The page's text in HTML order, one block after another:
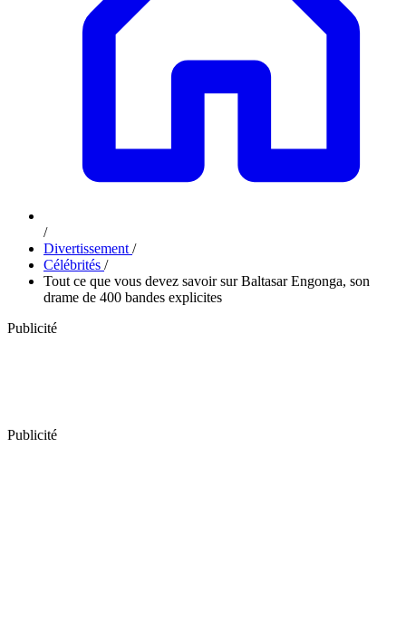
/
Divertissement /
Célébrités /
Tout ce que vous devez savoir sur Baltasar Engonga, son
drame de 400 bandes explicites
Publicité
Publicité